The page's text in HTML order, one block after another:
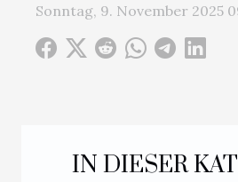
IN DIESER
Sonntag, 9. November 2025